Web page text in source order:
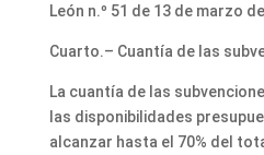
León n.º 51 de 13 de marzo
Cuarto.– Cuantía de las
La cuantía de las
las disponibilidades
alcanzar hasta el 70% del